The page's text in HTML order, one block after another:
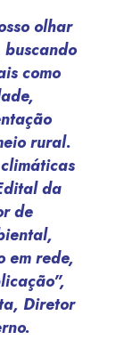
olhar
como
rural.
da
de
em rede,
Diretor